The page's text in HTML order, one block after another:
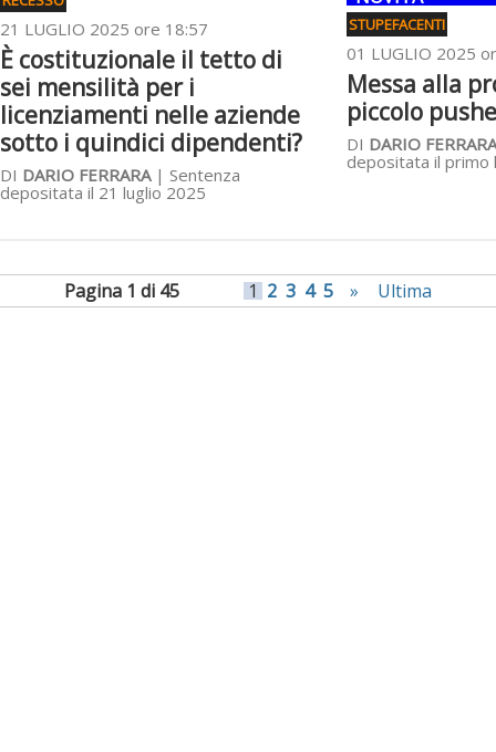
21 LUGLIO 2025 ore 18:57
È costituzionale il tetto di
sei mensilità per i
licenziamenti nelle aziende
sotto i quindici dipendenti?
DI DARIO FERRARA| Sentenza
depositata il 21 luglio 2025
STUPEFACENTI
01 LUGLIO 2025
Messa alla
piccolo
DI DARIO FERRARA
depositata il primo
Pagina 1 di 45 1 2 3 4 5 » Ultima